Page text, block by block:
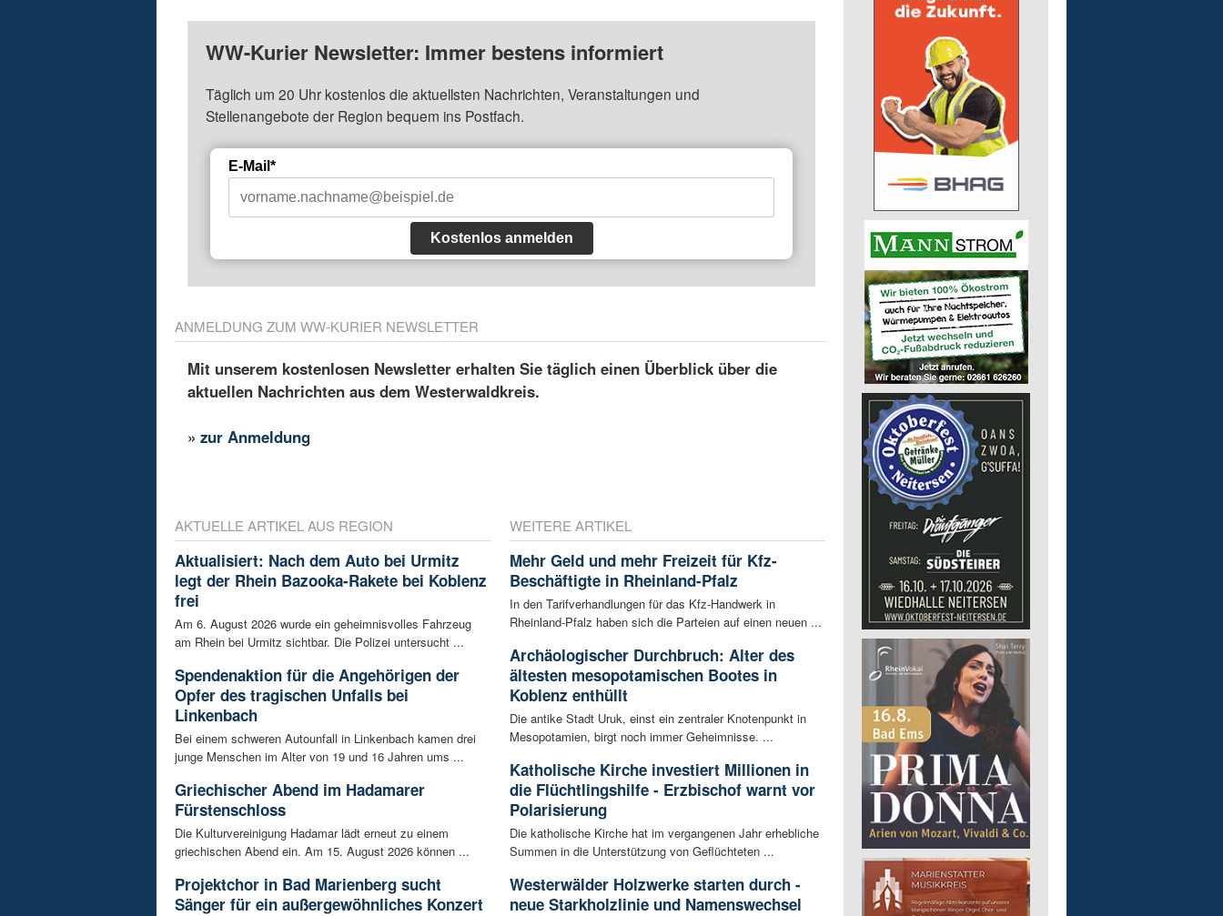
WW-Kurier Newsletter: Immer bestens informiert
Täglich um 20 Uhr kostenlos die aktuellsten Nachrichten, Veranstaltungen und
Stellenangebote der Region bequem ins Postfach.
E-Mail*
Kostenlos anmelden
ANMELDUNG ZUM WW-KURIER NEWSLETTER
Mit unserem kostenlosen Newsletter erhalten Sie täglich einen Überblick über die
aktuellen Nachrichten aus dem Westerwaldkreis.
»zur Anmeldung
AKTUELLE ARTIKEL AUS REGION
Aktualisiert: Nach dem Auto bei Urmitz
legt der Rhein Bazooka-Rakete bei Koblenz
frei
Am 6. August 2026 wurde ein geheimnisvolles Fahrzeug
am Rhein bei Urmitz sichtbar. Die Polizei untersucht ...
Spendenaktion für die Angehörigen der
Opfer des tragischen Unfalls bei
Linkenbach
Bei einem schweren Autounfall in Linkenbach kamen drei
junge Menschen im Alter von 19 und 16 Jahren ums ...
Griechischer Abend im Hadamarer
Fürstenschloss
Die Kulturvereinigung Hadamar lädt erneut zu einem
griechischen Abend ein. Am 15. August 2026 können ...
Projektchor in Bad Marienberg sucht
Sänger für ein außergewöhnliches Konzert
WEITERE ARTIKEL
Mehr Geld und mehr Freizeit für Kfz-
Beschäftigte in Rheinland-Pfalz
In den Tarifverhandlungen für das Kfz-Handwerk in
Rheinland-Pfalz haben sich die Parteien auf einen neuen ...
Archäologischer Durchbruch: Alter des
ältesten mesopotamischen Bootes in
Koblenz enthüllt
Die antike Stadt Uruk, einst ein zentraler Knotenpunkt in
Mesopotamien, birgt noch immer Geheimnisse. ...
Katholische Kirche investiert Millionen in
die Flüchtlingshilfe - Erzbischof warnt vor
Polarisierung
Die katholische Kirche hat im vergangenen Jahr erhebliche
Summen in die Unterstützung von Geflüchteten ...
Westerwälder Holzwerke starten durch -
neue Starkholzlinie und Namenswechsel